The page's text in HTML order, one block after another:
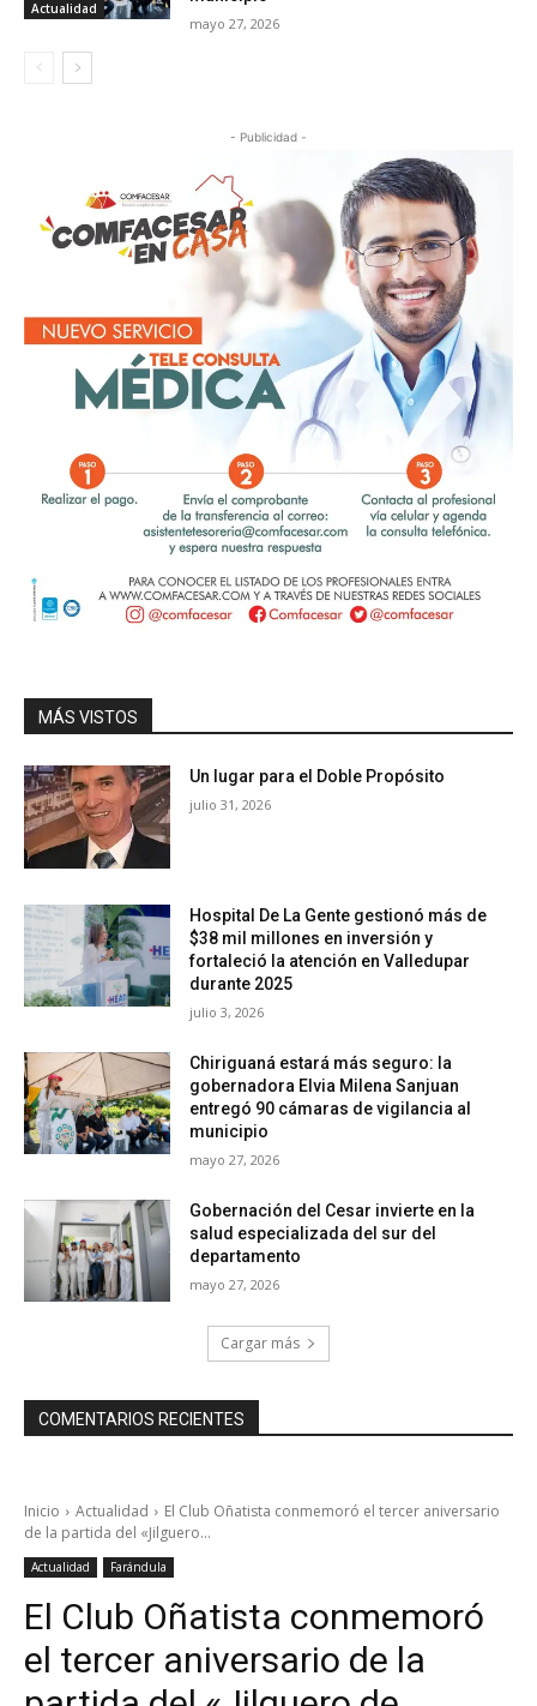
Actualidad
mayo 27, 2026
- Publicidad -
MÁS VISTOS
Un lugar para el Doble Propósito
julio 31, 2026
Hospital De La Gente gestionó más de
$38 mil millones en inversión y
fortaleció la atención en Valledupar
durante 2025
julio 3, 2026
Chiriguaná estará más seguro: la
gobernadora Elvia Milena Sanjuan
entregó 90 cámaras de vigilancia al
municipio
mayo 27, 2026
Gobernación del Cesar invierte en la
salud especializada del sur del
departamento
mayo 27, 2026
Cargar más
COMENTARIOS RECIENTES